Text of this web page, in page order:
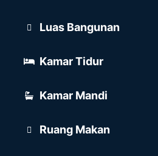
Luas Bangunan
Kamar Tidur
Kamar Mandi
Ruang Makan